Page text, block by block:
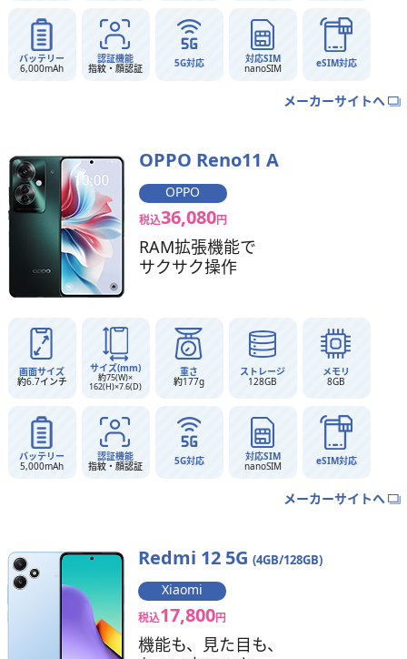
バッテリー
6,000mAh
認証機能
指紋・顔認証 5G対応 対応SIM
nanoSIM eSIM対応
メーカーサイトへ
OPPO Reno11 A
OPPO
税込36,080円
RAM拡張機能で
サクサク操作
画面サイズ
約6.7インチ
サイズ(mm)
約75(W)×
162(H)×7.6(D)
重さ
約177g
ストレージ
128GB
メモリ
8GB
バッテリー
5,000mAh
認証機能
指紋・顔認証 5G対応 対応SIM
nanoSIM eSIM対応
メーカーサイトへ
Redmi 12 5G (4GB/128GB)
Xiaomi
税込17,800円
機能も、見た目も、